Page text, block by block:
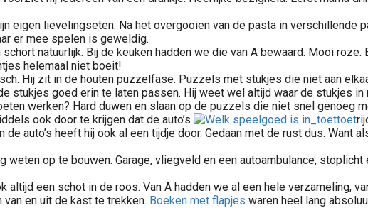
eigen lievelingseten. Na het overgooien van de pasta in verschillende
er mee spelen is geweldig.
natuurlijk. Bij de keuken hadden we die van A bewaard. Mooi
helemaal niet boeit!
Hij zit in de houten puzzelfase. Puzzels met stukjes die niet aan
stukjes goed erin te laten passen. Hij weet wel altijd waar de stukjes in
werken? Hard duwen en slaan op de puzzels die niet snel genoeg
ook door te krijgen dat de auto’s
auto’s heeft hij ook al een tijdje door. Gedaan met de rust dus. Want
weten op te bouwen. Garage, vliegveld en een autoambulance,
altijd een schot in de roos. Van A hadden we al een hele verzameling,
en uit de kast te trekken. Boeken met flapjes waren heel lang